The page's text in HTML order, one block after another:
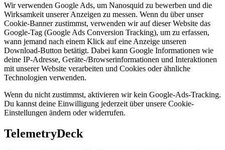
Wir verwenden Google Ads, um Nanosquid zu bewerben und die
Wirksamkeit unserer Anzeigen zu messen. Wenn du über unser
Cookie-Banner zustimmst, verwenden wir auf dieser Website das
Google-Tag (Google Ads Conversion Tracking), um zu erfassen,
wann jemand nach einem Klick auf eine Anzeige unseren
Download-Button betätigt. Dabei kann Google Informationen wie
deine IP-Adresse, Geräte-/Browserinformationen und Interaktionen
mit unserer Website verarbeiten und Cookies oder ähnliche
Technologien verwenden.
Wenn du nicht zustimmst, aktivieren wir kein Google-Ads-Tracking.
Du kannst deine Einwilligung jederzeit über unsere Cookie-
Einstellungen ändern oder widerrufen.
TelemetryDeck